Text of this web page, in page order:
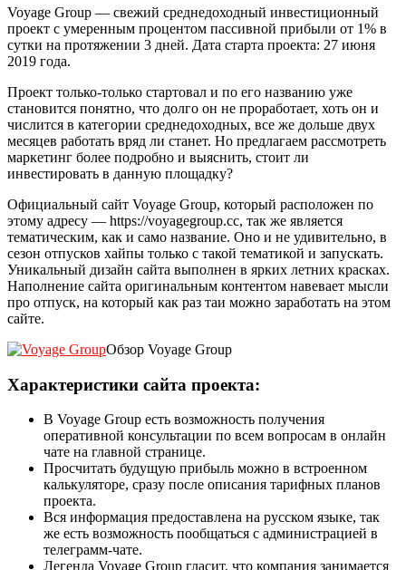
Voyage Group — свежий среднедоходный инвестиционный
проект с умеренным процентом пассивной прибыли от 1% в
сутки на протяжении 3 дней. Дата старта проекта: 27 июня
2019 года.
Проект только-только стартовал и по его названию уже
становится понятно, что долго он не проработает, хоть он и
числится в категории среднедоходных, все же дольше двух
месяцев работать вряд ли станет. Но предлагаем рассмотреть
маркетинг более подробно и выяснить, стоит ли
инвестировать в данную площадку?
Официальный сайт Voyage Group, который расположен по
этому адресу — https://voyagegroup.cc, так же является
тематическим, как и само название. Оно и не удивительно, в
сезон отпусков хайпы только с такой тематикой и запускать.
Уникальный дизайн сайта выполнен в ярких летних красках.
Наполнение сайта оригинальным контентом навевает мысли
про отпуск, на который как раз таи можно заработать на этом
сайте.
Обзор Voyage Group
Характеристики сайта проекта:
В Voyage Group есть возможность получения
оперативной консультации по всем вопросам в онлайн
чате на главной странице.
Просчитать будущую прибыль можно в встроенном
калькуляторе, сразу после описания тарифных планов
проекта.
Вся информация предоставлена на русском языке, так
же есть возможность пообщаться с администрацией в
телеграмм-чате.
Легенда Voyage Group гласит, что компания занимается